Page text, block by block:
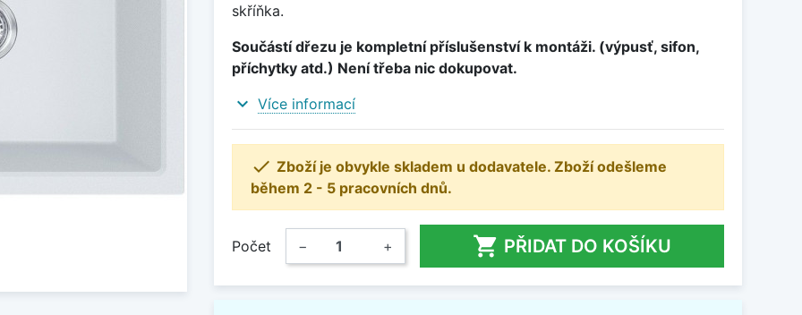
skříňka.
Součástí dřezu je kompletní příslušenství k montáži. (výpusť, sifon,
příchytky atd.) Není třeba nic dokupovat.
expand_more Více informací
 Zboží je obvykle skladem u dodavatele. Zboží odešleme
během 2 - 5 pracovních dnů.
Počet − +  PŘIDAT DO KOŠÍKU